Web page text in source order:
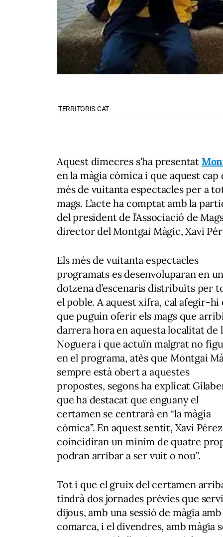
TERRITORIS.CAT
Aquest dimecres s'ha presentat
en la màgia còmica i que aquest
més de vuitanta espectacles per a
mags. L’acte ha comptat amb la
del president de l’Associació de
director del Montgai Màgic, Xavi
Els més de vuitanta espectacles
programats es desenvoluparan en
dotzena d’escenaris distribuïts per
el poble. A aquest xifra, cal afegir-hi
que puguin oferir els mags que
darrera hora en aquesta localitat de
Noguera i que actuïn malgrat no
en el programa, atès que Montgai
sempre està obert a aquestes
propostes, segons ha explicat
que ha destacat que enguany el
certamen se centrarà en “la màgia
còmica”. En aquest sentit, Xavi
coincidiran un mínim de quatre
podran arribar a ser vuit o nou”.
Tot i que el gruix del certamen
tindrà dos jornades prèvies que
dijous, amb una sessió de màgia
comarca, i el divendres, amb màgia